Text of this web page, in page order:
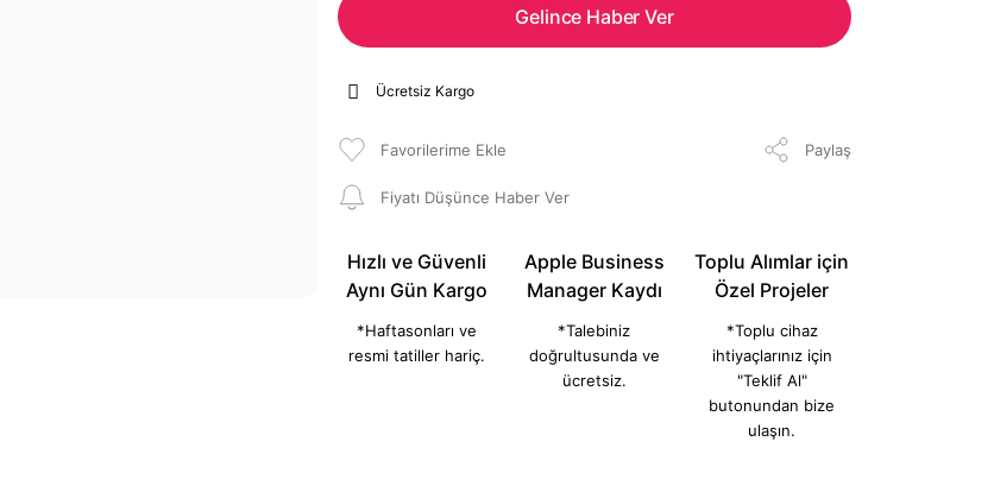
Gelince Haber Ver
Ücretsiz Kargo
Paylaş
Fiyatı Düşünce Haber Ver
Hızlı ve Güvenli
Aynı Gün Kargo
*Haftasonları ve
resmi tatiller hariç.
Apple Business
Manager Kaydı
*Talebiniz
doğrultusunda ve
ücretsiz.
Toplu Alımlar için
Özel Projeler
*Toplu cihaz
ihtiyaçlarınız için
"Teklif Al"
butonundan bize
ulaşın.